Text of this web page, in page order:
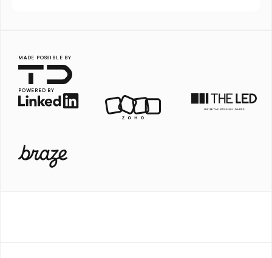
MADE POSSIBLE BY
POWERED BY